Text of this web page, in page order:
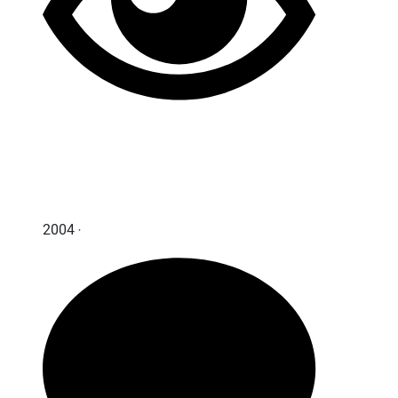
2004 ‧